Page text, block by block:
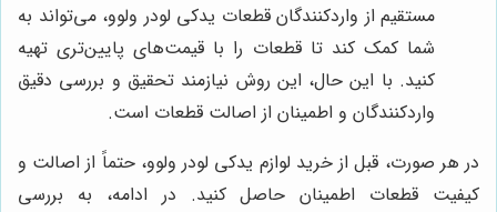
مستقیم از واردکنندگان قطعات یدکی لودر ولوو، می‌تواند به
شما کمک کند تا قطعات را با قیمت‌های پایین‌تری تهیه
کنید. با این حال، این روش نیازمند تحقیق و بررسی دقیق
واردکنندگان و اطمینان از اصالت قطعات است.
در هر صورت، قبل از خرید لوازم یدکی لودر ولوو، حتماً از اصالت و
کیفیت قطعات اطمینان حاصل کنید. در ادامه، به بررسی